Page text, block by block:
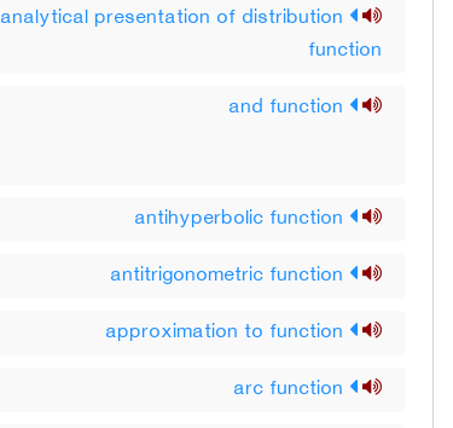
analytical presentation of distribution
function